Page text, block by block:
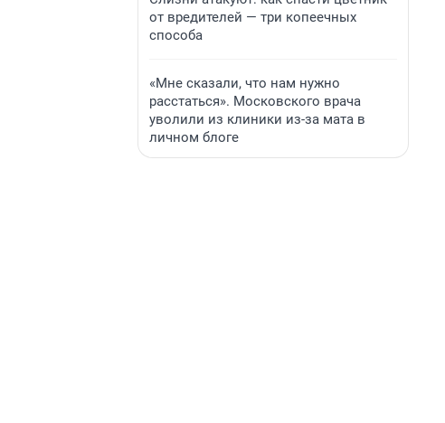
от вредителей — три копеечных
способа
«Мне сказали, что нам нужно
расстаться». Московского врача
уволили из клиники из-за мата в
личном блоге